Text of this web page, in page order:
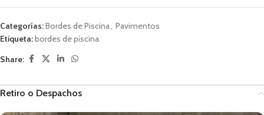
Categorías:Bordes de Piscina, Pavimentos
Etiqueta: bordes de piscina
Share:
Retiro o Despachos